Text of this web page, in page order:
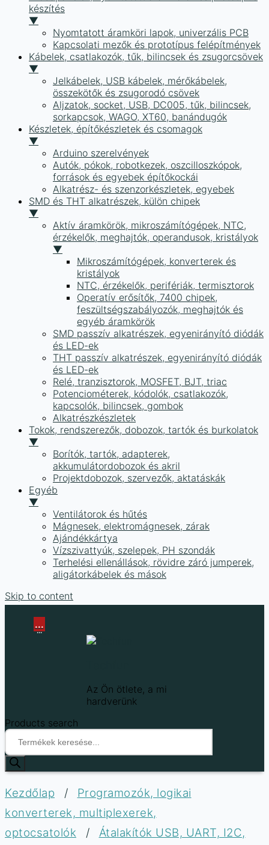
készítés
▼
Nyomtatott áramköri lapok, univerzális PCB
Kapcsolati mezők és prototípus felépítmények
Kábelek, csatlakozók, tűk, bilincsek és zsugorcsövek
▼
Jelkábelek, USB kábelek, mérőkábelek,
összekötők és zsugorodó csövek
Aljzatok, socket, USB, DC005, tűk, bilincsek,
sorkapcsok, WAGO, XT60, banándugók
Készletek, építőkészletek és csomagok
▼
Arduino szerelvények
Autók, pókok, robotkezek, oszcilloszkópok,
források és egyebek építőkockái
Alkatrész- és szenzorkészletek, egyebek
SMD és THT alkatrészek, külön chipek
▼
Aktív áramkörök, mikroszámítógépek, NTC,
érzékelők, meghajtók, operandusok, kristályok
▼
Mikroszámítógépek, konverterek és
kristályok
NTC, érzékelők, perifériák, termisztorok
Operatív erősítők, 7400 chipek,
feszültségszabályozók, meghajtók és
egyéb áramkörök
SMD passzív alkatrészek, egyenirányító diódák
és LED-ek
THT passzív alkatrészek, egyenirányító diódák
és LED-ek
Relé, tranzisztorok, MOSFET, BJT, triac
Potenciométerek, kódolók, csatlakozók,
kapcsolók, bilincsek, gombok
Alkatrészkészletek
Tokok, rendszerezők, dobozok, tartók és burkolatok
▼
Borítók, tartók, adapterek,
akkumulátordobozok és akril
Projektdobozok, szervezők, aktatáskák
Egyéb
▼
Ventilátorok és hűtés
Mágnesek, elektromágnesek, zárak
Ajándékkártya
Vízszivattyúk, szelepek, PH szondák
Terhelési ellenállások, rövidre záró jumperek,
aligátorkábelek és mások
Skip to content
Az Ön ötlete, a mi
hardverünk
Products search
...
...
Kezdőlap /
Programozók, logikai
konverterek, multiplexerek,
optocsatolók
/
Átalakítók USB, UART, I2C,